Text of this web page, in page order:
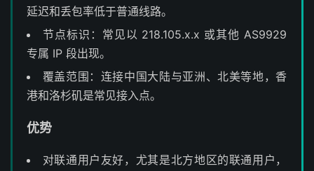
延迟和丢包率低于普通线路。
节点标识：常见以 218.105.x.x 或其他 AS9929
专属 IP 段出现。
覆盖范围：连接中国大陆与亚洲、北美等地，香
港和洛杉矶是常见接入点。
优势
对联通用户友好，尤其是北方地区的联通用户，